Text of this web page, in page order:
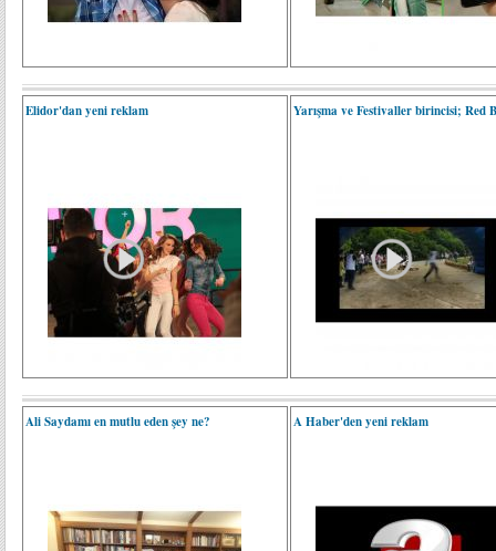
Elidor'dan yeni reklam Yarışma ve Festivaller birincisi; Red
Ali Saydamı en mutlu eden şey ne? A Haber'den yeni reklam